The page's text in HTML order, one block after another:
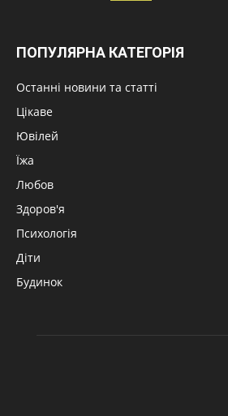
ПОПУЛЯРНА КАТЕГОРІЯ
Останні новини та статті
Цікаве
Ювілей
Їжа
Любов
Здоров'я
Психологія
Діти
Будинок